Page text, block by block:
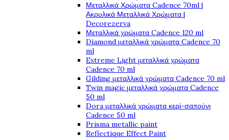
Μεταλλικά Χρώματα Cadence 70ml |
Ακρυλικά Μεταλλικά Χρώματα |
Decorezerva
Μεταλλικά χρώματα Cadence 120 ml
Diamond μεταλλικά χρώματα Cadence 70
ml
Extreme Light μεταλλικά χρώματα
Cadence 70 ml
Gilding μεταλλικά χρώματα Cadence 70 ml
Twin magic μεταλλικά χρώματα Cadence
50 ml
Dora μεταλλικά χρώματα κερί-σαπούνι
Cadence 50 ml
Prisma metallic paint
Reflectique Effect Paint